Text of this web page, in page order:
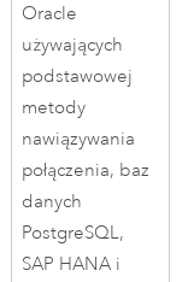
Oracle
używających
podstawowej
metody
nawiązywania
połączenia, baz
danych
PostgreSQL,
SAP HANA i